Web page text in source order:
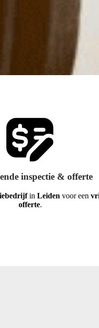
inspectie & offerte
inLeidenvoor een
offerte.